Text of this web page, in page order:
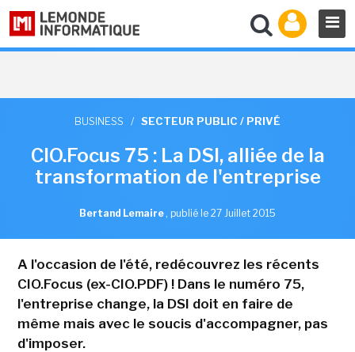
BUSINESS / SECTEUR PUBLIC / PRIVÉ
CIO.Focus 75 : La DSI, alliée de la
transformation de l'entreprise
Bertand Lemaire , publié le 27 Juillet 2015
A l'occasion de l'été, redécouvrez les récents
CIO.Focus (ex-CIO.PDF) ! Dans le numéro 75,
l'entreprise change, la DSI doit en faire de
même mais avec le soucis d'accompagner, pas
d'imposer.